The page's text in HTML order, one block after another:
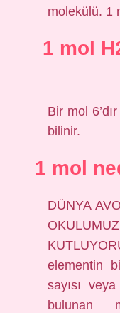
molekülü. 1
1 mol
Bir mol
bilinir.
1 mol
DÜNYA
elementin
sayısı
bulunan